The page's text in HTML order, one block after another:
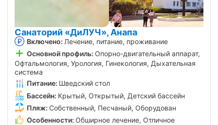
Санаторий «ДиЛУЧ», Анапа
Включено: Лечение, питание, проживание
Основной профиль: Опорно-двигательный аппарат,
Офтальмология, Урология, Гинекология, Дыхательная
система
Питание: Шведский стол
Бассейн: Крытый, Открытый, Детский бассейн
Пляж: Собственный, Песчаный, Оборудован
Особенности: Обширное лечение, Отличное